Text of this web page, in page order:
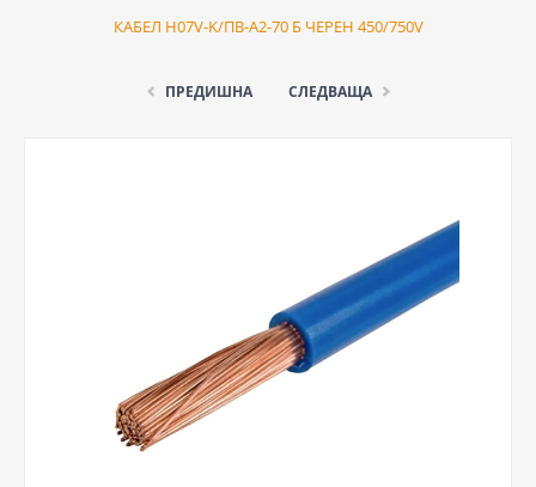
КАБЕЛ H07V-K/ПВ-А2-70 Б ЧЕРЕН 450/750V
ПРЕДИШНА СЛЕДВАЩА